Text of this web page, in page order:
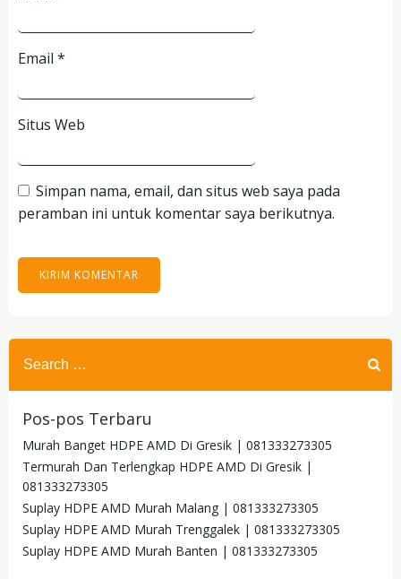
Email *
Situs Web
Simpan nama, email, dan situs web saya pada
peramban ini untuk komentar saya berikutnya.
Search
for:
Pos-pos Terbaru
Murah Banget HDPE AMD Di Gresik | 081333273305
Termurah Dan Terlengkap HDPE AMD Di Gresik |
081333273305
Suplay HDPE AMD Murah Malang | 081333273305
Suplay HDPE AMD Murah Trenggalek | 081333273305
Suplay HDPE AMD Murah Banten | 081333273305